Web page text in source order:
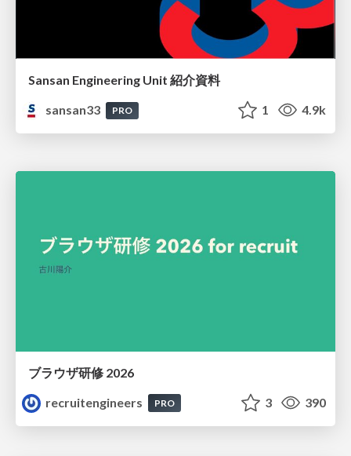
Sansan Engineering Unit 紹介資料
sansan33
PRO 1 4.9k
ブラウザ研修 2026
recruitengineers
PRO 3 390